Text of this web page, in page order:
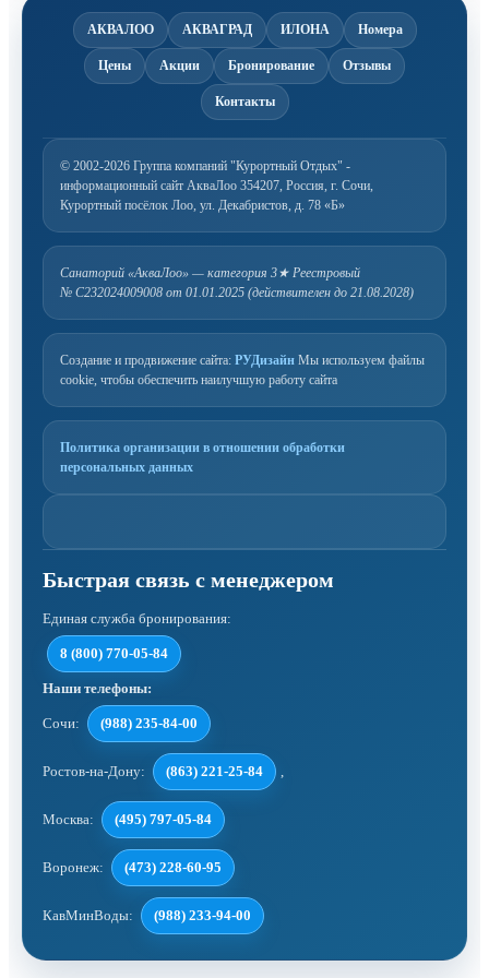
АКВАЛОО АКВАГРАД ИЛОНА Номера
Цены Акции Бронирование Отзывы
Контакты
© 2002-2026 Группа компаний "Курортный Отдых" -
информационный сайт АкваЛоо 354207, Россия, г. Сочи,
Курортный посёлок Лоо, ул. Декабристов, д. 78 «Б»
Санаторий «АкваЛоо» — категория 3★ Реестровый
№ С232024009008 от 01.01.2025 (действителен до 21.08.2028)
Создание и продвижение сайта: РУДизайн Мы используем файлы
cookie, чтобы обеспечить наилучшую работу сайта
Политика организации в отношении обработки
персональных данных
Единая служба бронирования:
8 (800) 770-05-84
Наши телефоны:
Сочи: (988) 235-84-00
Ростов-на-Дону: (863) 221-25-84 ,
Москва: (495) 797-05-84
Воронеж: (473) 228-60-95
КавМинВоды: (988) 233-94-00